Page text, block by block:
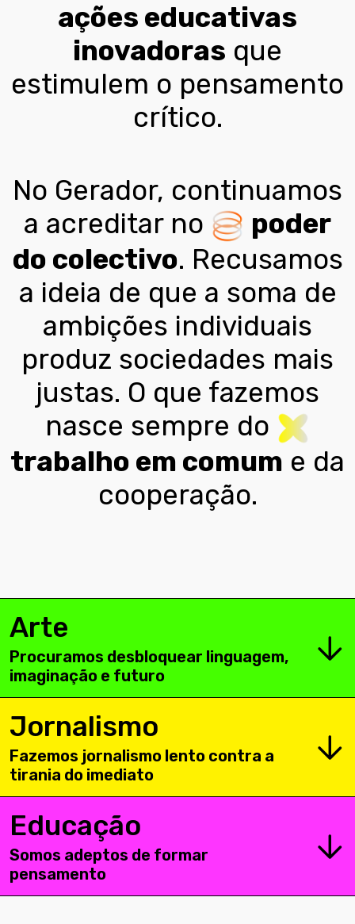
ações educativas
inovadoras que
estimulem o pensamento
crítico.
No Gerador, continuamos
a acreditar no
poder
do colectivo. Recusamos
a ideia de que a soma de
ambições individuais
produz sociedades mais
justas. O que fazemos
nasce sempre do
trabalho em comum e da
cooperação.
Arte
Procuramos desbloquear linguagem,
imaginação e futuro
Jornalismo
Fazemos jornalismo lento contra a
tirania do imediato
Educação
Somos adeptos de formar
pensamento